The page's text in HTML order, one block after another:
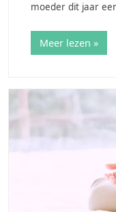
moeder dit jaar
Meer lezen »